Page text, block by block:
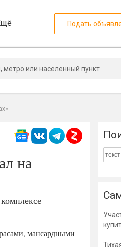
Подать
на
мансардными